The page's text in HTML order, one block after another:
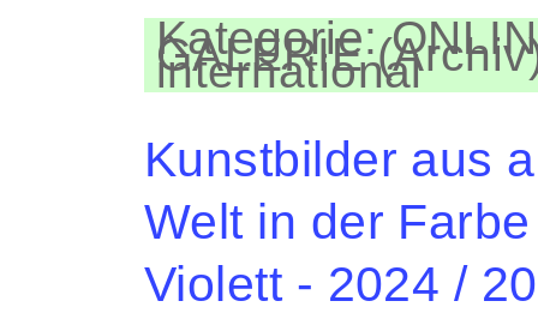
Kategorie:
GALERIE
international
Kunstbilder aus
Welt in der Farbe
Violett - 2024 /